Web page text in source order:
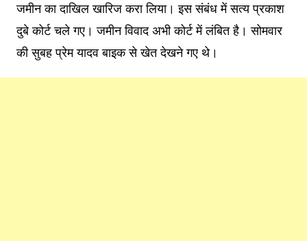
जमीन का दाखिल खारिज करा लिया। इस संबंध में सत्य प्रकाश
दुबे कोर्ट चले गए। जमीन विवाद अभी कोर्ट में लंबित है। सोमवार
की सुबह प्रेम यादव बाइक से खेत देखने गए थे।